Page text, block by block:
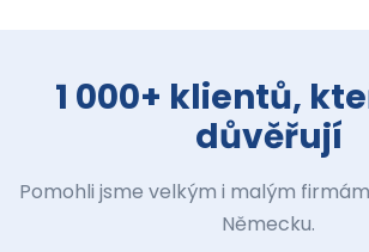
1 000+ klientů,
důvěřují
Pomohli jsme velkým i malým
Německu.